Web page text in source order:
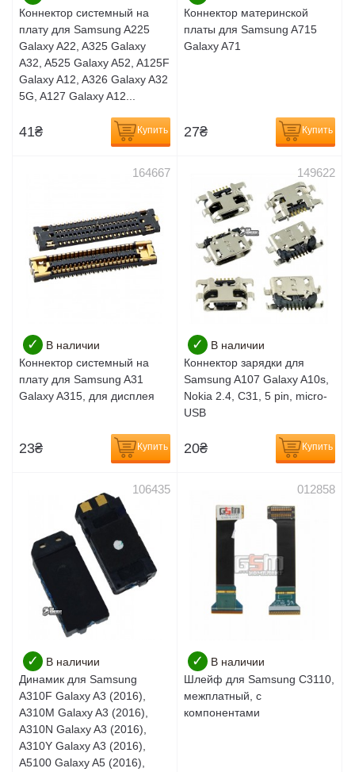
Коннектор системный на
плату для Samsung A225
Galaxy A22, A325 Galaxy
A32, A525 Galaxy A52, A125F
Galaxy A12, A326 Galaxy A32
5G, A127 Galaxy A12...
41₴ Купить
Коннектор материнской
платы для Samsung A715
Galaxy A71
27₴ Купить
164667
✓
В наличии
Коннектор системный на
плату для Samsung A31
Galaxy A315, для дисплея
23₴ Купить
149622
✓
В наличии
Коннектор зарядки для
Samsung A107 Galaxy A10s,
Nokia 2.4, C31, 5 pin, micro-
USB
20₴ Купить
106435
✓
В наличии
Динамик для Samsung
A310F Galaxy A3 (2016),
A310M Galaxy A3 (2016),
A310N Galaxy A3 (2016),
A310Y Galaxy A3 (2016),
A5100 Galaxy A5 (2016),
012858
✓
В наличии
Шлейф для Samsung C3110,
межплатный, с
компонентами